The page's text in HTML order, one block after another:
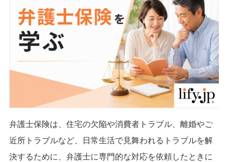
弁護士保険は、住宅の欠陥や消費者トラブル、離婚やご
近所トラブルなど、日常生活で見舞われるトラブルを解
決するために、弁護士に専門的な対応を依頼したときに